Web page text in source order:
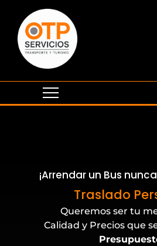
¡Arrendar un Bus
Traslado
Queremos ser tu
Calidad y Precios que